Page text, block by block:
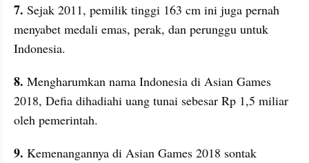
7. Sejak 2011, pemilik tinggi 163 cm ini juga pernah
menyabet medali emas, perak, dan perunggu untuk
Indonesia.
8. Mengharumkan nama Indonesia di Asian Games
2018, Defia dihadiahi uang tunai sebesar Rp 1,5 miliar
oleh pemerintah.
9. Kemenangannya di Asian Games 2018 sontak